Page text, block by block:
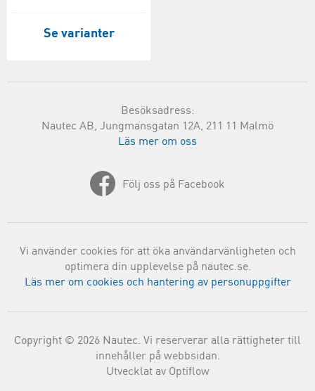
Se varianter
Besöksadress:
Nautec AB, Jungmansgatan 12A, 211 11 Malmö
Läs mer om oss
Följ oss på Facebook
Vi använder cookies för att öka användarvänligheten och
optimera din upplevelse på nautec.se.
Läs mer om cookies och hantering av personuppgifter
Copyright © 2026 Nautec. Vi reserverar alla rättigheter till
innehåller på webbsidan.
Utvecklat av Optiflow